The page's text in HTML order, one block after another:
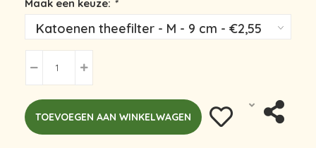
Maak een keuze: *
TOEVOEGEN AAN WINKELWAGEN